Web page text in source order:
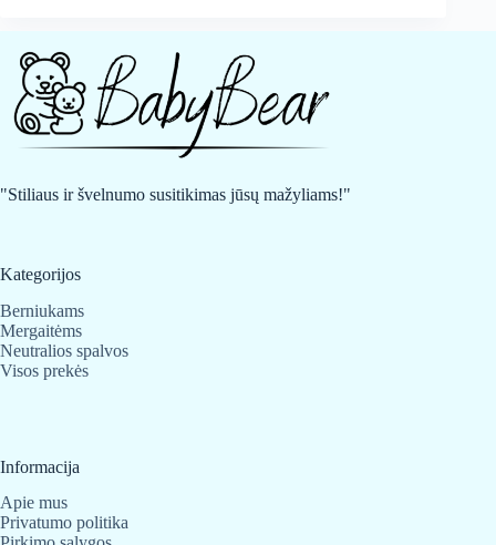
"Stiliaus ir švelnumo susitikimas jūsų mažyliams!"
Kategorijos
Berniukams
Mergaitėms
Neutralios spalvos
Visos prekės
Informacija
Apie mus
Privatumo politika